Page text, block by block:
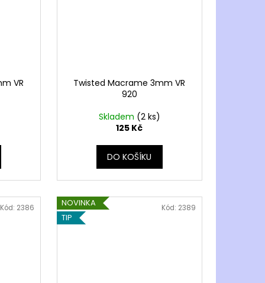
VR
Twisted Macrame 3mm VR
920
Skladem (2 ks)
125 Kč
DO KOŠÍKU
Kód: 2386
NOVINKA
TIP
Kód: 2389